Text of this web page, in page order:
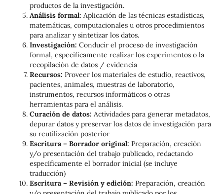
productos de la investigación.
Análisis formal: Aplicación de las técnicas estadísticas,
matemáticas, computacionales u otros procedimientos
para analizar y sintetizar los datos.
Investigación: Conducir el proceso de investigación
formal, específicamente realizar los experimentos o la
recopilación de datos / evidencia
Recursos: Proveer los materiales de estudio, reactivos,
pacientes, animales, muestras de laboratorio,
instrumentos, recursos informáticos o otras
herramientas para el análisis.
Curación de datos: Actividades para generar metadatos,
depurar datos y preservar los datos de investigación para
su reutilización posterior
Escritura – Borrador original: Preparación, creación
y/o presentación del trabajo publicado, redactando
específicamente el borrador inicial (se incluye
traducción)
Escritura – Revisión y edición: Preparación, creación